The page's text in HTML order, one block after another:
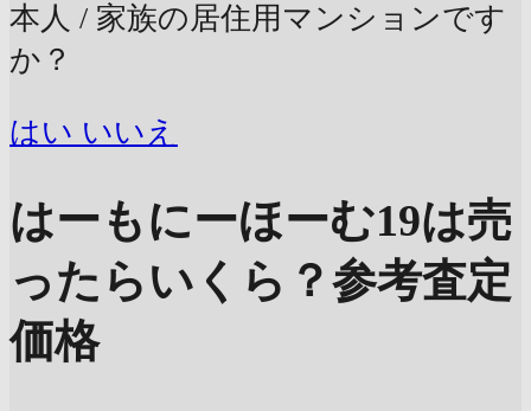
本人 / 家族の居住用マンションです
か？
はい いいえ
はーもにーほーむ19は売
ったらいくら？参考査定
価格